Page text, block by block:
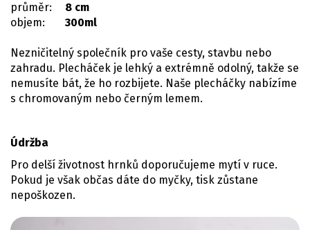
průměr:
8 cm
objem:
300ml
Nezničitelný společník pro vaše cesty, stavbu nebo
zahradu. Plecháček je lehký a extrémně odolný, takže se
nemusíte bát, že ho rozbijete. Naše plecháčky nabízíme
s chromovaným nebo černým lemem.
Údržba
Pro delší životnost hrnků doporučujeme mytí v ruce.
Pokud je však občas dáte do myčky, tisk zůstane
nepoškozen.